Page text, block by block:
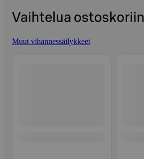
Vaihtelua ostoskoriin
Muut vihannessäilykkeet